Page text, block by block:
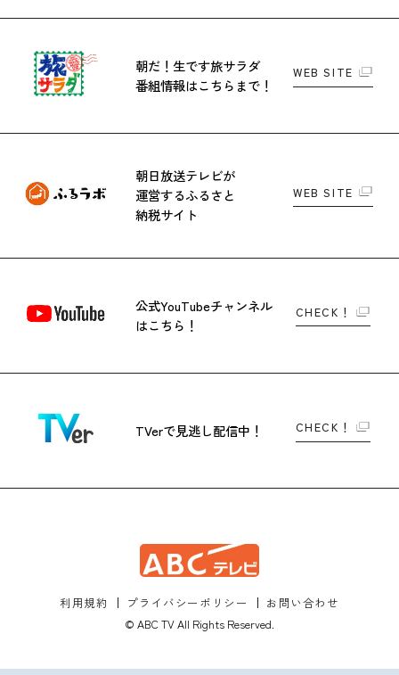
朝だ！生です旅サラダ
番組情報はこちらまで！
WEB SITE
朝日放送テレビが
運営するふるさと
納税サイト
WEB SITE
公式YouTubeチャンネル
はこちら！
CHECK！
TVerで見逃し配信中！ CHECK！
利用規約 プライバシーポリシー
お問い合わせ
© ABC TV All Rights Reserved.